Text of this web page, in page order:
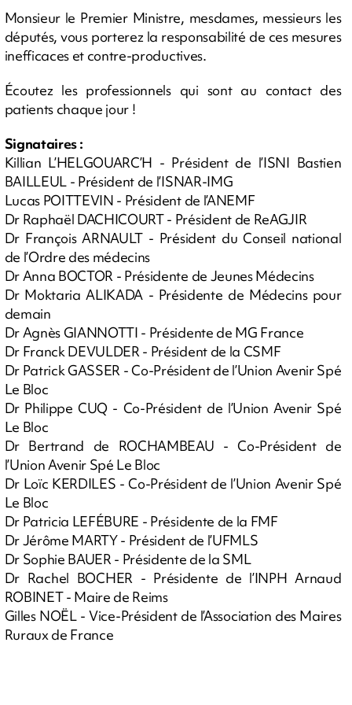
Monsieur le Premier Ministre, mesdames, messieurs les
députés, vous porterez la responsabilité de ces mesures
inefficaces et contre-productives.
Écoutez les professionnels qui sont au contact des
patients chaque jour !
Signataires :
Killian L’HELGOUARC’H - Président de l’ISNI Bastien
BAILLEUL - Président de l’ISNAR-IMG
Lucas POITTEVIN - Président de l’ANEMF
Dr Raphaël DACHICOURT - Président de ReAGJIR
Dr François ARNAULT - Président du Conseil national
de l’Ordre des médecins
Dr Anna BOCTOR - Présidente de Jeunes Médecins
Dr Moktaria ALIKADA - Présidente de Médecins pour
demain
Dr Agnès GIANNOTTI - Présidente de MG France
Dr Franck DEVULDER - Président de la CSMF
Dr Patrick GASSER - Co-Président de l’Union Avenir Spé
Le Bloc
Dr Philippe CUQ - Co-Président de l’Union Avenir Spé
Le Bloc
Dr Bertrand de ROCHAMBEAU - Co-Président de
l’Union Avenir Spé Le Bloc
Dr Loïc KERDILES - Co-Président de l’Union Avenir Spé
Le Bloc
Dr Patricia LEFÉBURE - Présidente de la FMF
Dr Jérôme MARTY - Président de l’UFMLS
Dr Sophie BAUER - Présidente de la SML
Dr Rachel BOCHER - Présidente de l’INPH Arnaud
ROBINET - Maire de Reims
Gilles NOËL - Vice-Président de l’Association des Maires
Ruraux de France